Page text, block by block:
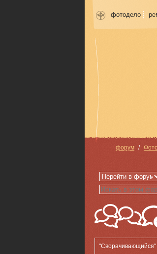
фотодело
форум
"Сворачивающийся"